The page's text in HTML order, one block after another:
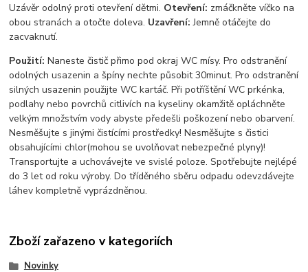
Uzávěr odolný proti otevření dětmi. Otevření: zmáčkněte víčko na
obou stranách a otočte doleva. Uzavření: Jemně otáčejte do
zacvaknutí.
Použití: Naneste čistič přimo pod okraj WC mísy. Pro odstranění
odolných usazenin a špíny nechte působit 30minut. Pro odstranění
silných usazenin použijte WC kartáč. Při potříštění WC prkénka,
podlahy nebo povrchů citlivích na kyseliny okamžitě opláchněte
velkým množstvím vody abyste předešli poškození nebo obarvení.
Nesměšujte s jinými čistícími prostředky! Nesměšujte s čistici
obsahujícími chlor(mohou se uvolňovat nebezpečné plyny)!
Transportujte a uchovávejte ve svislé poloze. Spotřebujte nejlépé
do 3 let od roku výroby. Do tříděného sběru odpadu odevzdávejte
láhev kompletně vyprázdněnou.
Zboží zařazeno v kategoriích
Novinky